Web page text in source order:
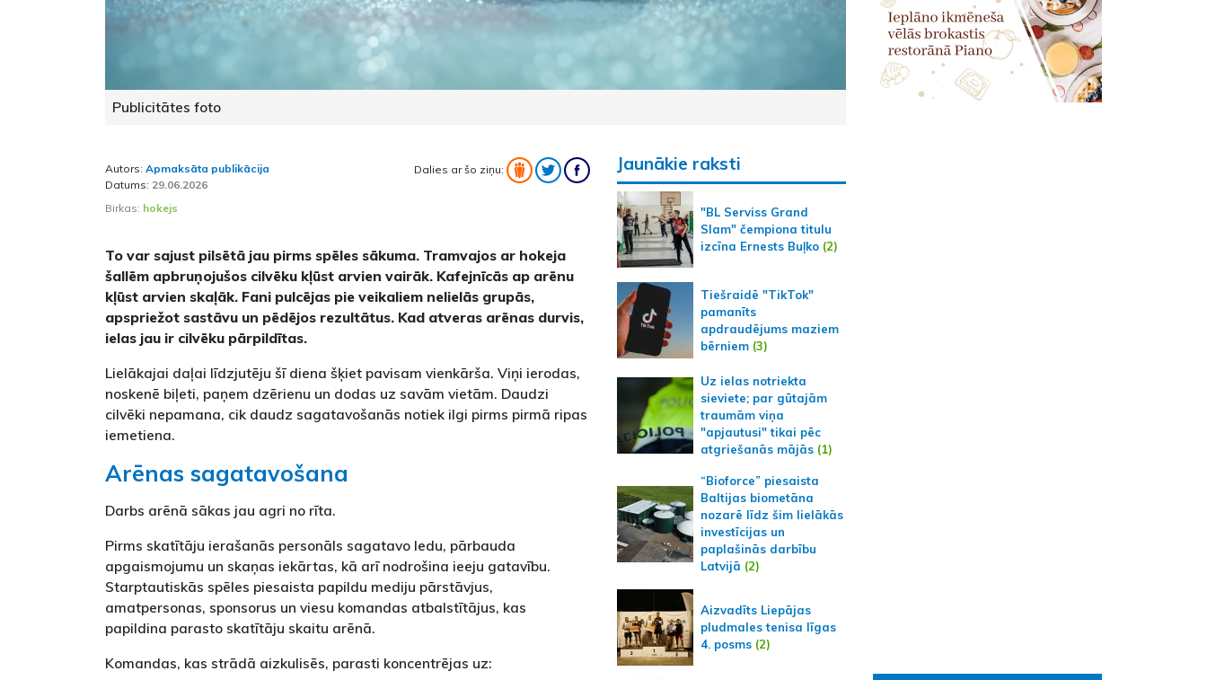
Publicitātes foto
Autors: Apmaksāta publikācija
Datums: 29.06.2026
Dalies ar šo ziņu:
Birkas: hokejs
To var sajust pilsētā jau pirms spēles sākuma. Tramvajos ar hokeja
šallēm apbruņojušos cilvēku kļūst arvien vairāk. Kafejnīcās ap arēnu
kļūst arvien skaļāk. Fani pulcējas pie veikaliem nelielās grupās,
apspriežot sastāvu un pēdējos rezultātus. Kad atveras arēnas durvis,
ielas jau ir cilvēku pārpildītas.
Lielākajai daļai līdzjutēju šī diena šķiet pavisam vienkārša. Viņi ierodas,
noskenē biļeti, paņem dzērienu un dodas uz savām vietām. Daudzi
cilvēki nepamana, cik daudz sagatavošanās notiek ilgi pirms pirmā ripas
iemetiena.
Arēnas sagatavošana
Darbs arēnā sākas jau agri no rīta.
Pirms skatītāju ierašanās personāls sagatavo ledu, pārbauda
apgaismojumu un skaņas iekārtas, kā arī nodrošina ieeju gatavību.
Starptautiskās spēles piesaista papildu mediju pārstāvjus,
amatpersonas, sponsorus un viesu komandas atbalstītājus, kas
papildina parasto skatītāju skaitu arēnā.
Komandas, kas strādā aizkulisēs, parasti koncentrējas uz:
Jaunākie raksti
"BL Serviss Grand
Slam" čempiona titulu
izcīna Ernests Buļko(2)
Tiešraidē "TikTok"
pamanīts
apdraudējums maziem
bērniem(3)
Uz ielas notriekta
sieviete; par gūtajām
traumām viņa
"apjautusi" tikai pēc
atgriešanās mājās(1)
“Bioforce” piesaista
Baltijas biometāna
nozarē līdz šim lielākās
investīcijas un
paplašinās darbību
Latvijā (2)
Aizvadīts Liepājas
pludmales tenisa līgas
4. posms(2)